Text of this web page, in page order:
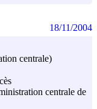
centrale)
centrale de
18/11/2004